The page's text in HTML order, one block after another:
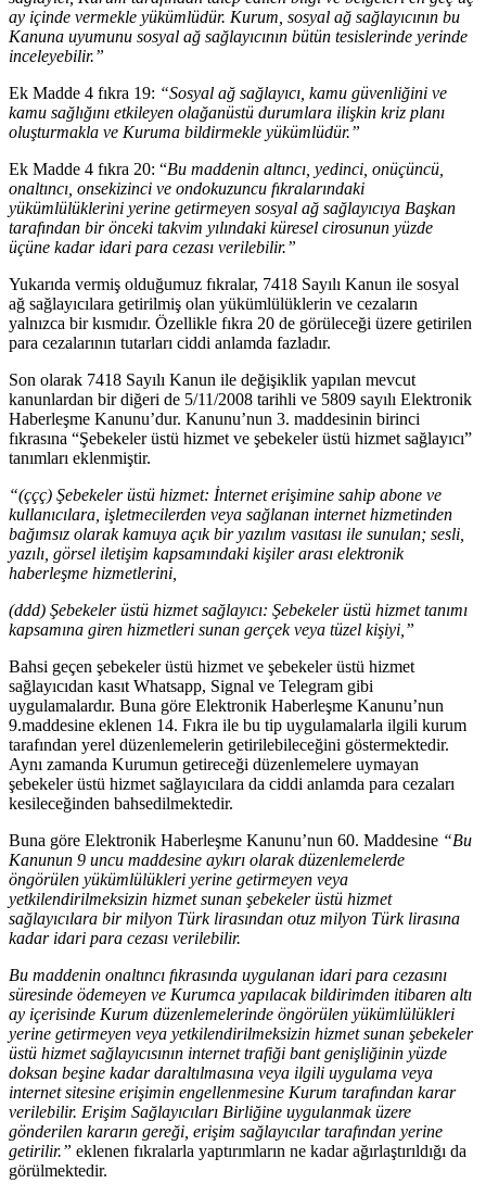
ay içinde vermekle yükümlüdür. Kurum, sosyal ağ sağlayıcının bu
Kanuna uyumunu sosyal ağ sağlayıcının bütün tesislerinde yerinde
inceleyebilir.”
Ek Madde 4 fıkra 19: “Sosyal ağ sağlayıcı, kamu güvenliğini ve
kamu sağlığını etkileyen olağanüstü durumlara ilişkin kriz planı
oluşturmakla ve Kuruma bildirmekle yükümlüdür.”
Ek Madde 4 fıkra 20: “Bu maddenin altıncı, yedinci, onüçüncü,
onaltıncı, onsekizinci ve ondokuzuncu fıkralarındaki
yükümlülüklerini yerine getirmeyen sosyal ağ sağlayıcıya Başkan
tarafından bir önceki takvim yılındaki küresel cirosunun yüzde
üçüne kadar idari para cezası verilebilir.”
Yukarıda vermiş olduğumuz fıkralar, 7418 Sayılı Kanun ile sosyal
ağ sağlayıcılara getirilmiş olan yükümlülüklerin ve cezaların
yalnızca bir kısmıdır. Özellikle fıkra 20 de görüleceği üzere getirilen
para cezalarının tutarları ciddi anlamda fazladır.
Son olarak 7418 Sayılı Kanun ile değişiklik yapılan mevcut
kanunlardan bir diğeri de 5/11/2008 tarihli ve 5809 sayılı Elektronik
Haberleşme Kanunu’dur. Kanunu’nun 3. maddesinin birinci
fıkrasına “Şebekeler üstü hizmet ve şebekeler üstü hizmet sağlayıcı”
tanımları eklenmiştir.
“(ççç) Şebekeler üstü hizmet: İnternet erişimine sahip abone ve
kullanıcılara, işletmecilerden veya sağlanan internet hizmetinden
bağımsız olarak kamuya açık bir yazılım vasıtası ile sunulan; sesli,
yazılı, görsel iletişim kapsamındaki kişiler arası elektronik
haberleşme hizmetlerini,
(ddd) Şebekeler üstü hizmet sağlayıcı: Şebekeler üstü hizmet tanımı
kapsamına giren hizmetleri sunan gerçek veya tüzel kişiyi,”
Bahsi geçen şebekeler üstü hizmet ve şebekeler üstü hizmet
sağlayıcıdan kasıt Whatsapp, Signal ve Telegram gibi
uygulamalardır. Buna göre Elektronik Haberleşme Kanunu’nun
9.maddesine eklenen 14. Fıkra ile bu tip uygulamalarla ilgili kurum
tarafından yerel düzenlemelerin getirilebileceğini göstermektedir.
Aynı zamanda Kurumun getireceği düzenlemelere uymayan
şebekeler üstü hizmet sağlayıcılara da ciddi anlamda para cezaları
kesileceğinden bahsedilmektedir.
Buna göre Elektronik Haberleşme Kanunu’nun 60. Maddesine “Bu
Kanunun 9 uncu maddesine aykırı olarak düzenlemelerde
öngörülen yükümlülükleri yerine getirmeyen veya
yetkilendirilmeksizin hizmet sunan şebekeler üstü hizmet
sağlayıcılara bir milyon Türk lirasından otuz milyon Türk lirasına
kadar idari para cezası verilebilir.
Bu maddenin onaltıncı fıkrasında uygulanan idari para cezasını
süresinde ödemeyen ve Kurumca yapılacak bildirimden itibaren altı
ay içerisinde Kurum düzenlemelerinde öngörülen yükümlülükleri
yerine getirmeyen veya yetkilendirilmeksizin hizmet sunan şebekeler
üstü hizmet sağlayıcısının internet trafiği bant genişliğinin yüzde
doksan beşine kadar daraltılmasına veya ilgili uygulama veya
internet sitesine erişimin engellenmesine Kurum tarafından karar
verilebilir. Erişim Sağlayıcıları Birliğine uygulanmak üzere
gönderilen kararın gereği, erişim sağlayıcılar tarafından yerine
getirilir.” eklenen fıkralarla yaptırımların ne kadar ağırlaştırıldığı da
görülmektedir.